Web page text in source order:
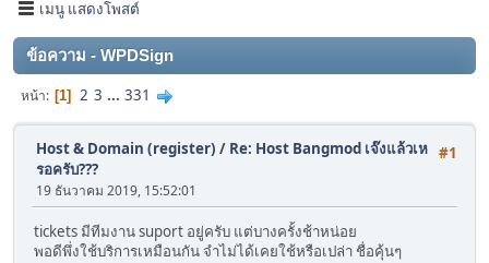
เมนู แสดงโพสต์
ข้อความ - WPDSign
หน้า 1 2 3 ... 331
#1
Host & Domain (register) / Re: Host Bangmod เจ๊งแล้วเห
รอครับ???
19 ธันวาคม 2019, 15:52:01
tickets มีทีมงาน suport อยู่ครับ แต่บางครั้งช้าหน่อย
พอดีพึ่งใช้บริการเหมือนกัน จำไม่ได้เคยใช้หรือเปล่า ชื่อคุ้นๆ